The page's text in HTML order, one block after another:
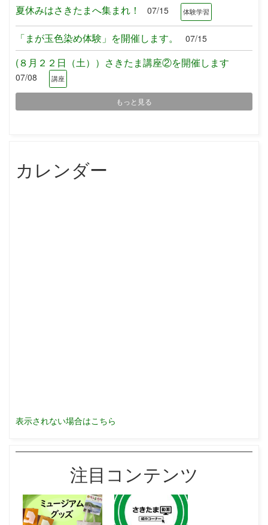
夏休みはさきたまへ集まれ！ 07/15 体験学習
「まが玉色染め体験」を開催します。 07/15
(８月２２日（土））さきたま講座②を開催します
07/08 講座
もっと見る
カレンダー
表示されない場合はこちら
注目コンテンツ